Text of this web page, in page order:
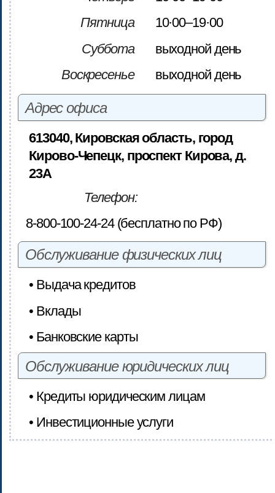
Пятница
10·00–19·00
Суббота
выходной день
Воскресенье
выходной день
Адрес офиса
613040, Кировская область, город
Кирово-Чепецк, проспект Кирова, д.
23А
Телефон:
8-800-100-24-24 (бесплатно по РФ)
Обслуживание физических лиц
• Выдача кредитов
• Вклады
• Банковские карты
Обслуживание юридических лиц
• Кредиты юридическим лицам
• Инвестиционные услуги